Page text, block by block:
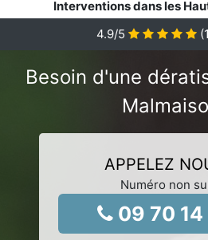
Interventions dans les
4.9/5 (
Besoin d'une
APPELEZ
Numéro non
09 70 14